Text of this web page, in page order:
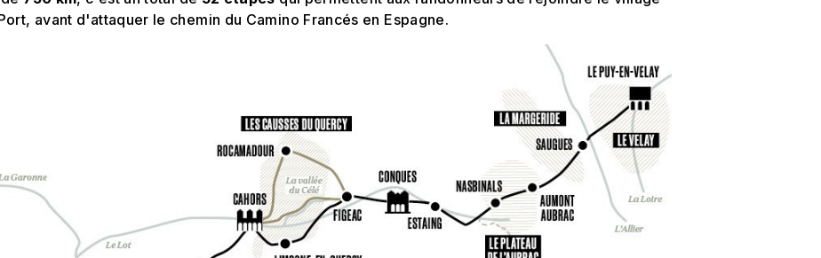
avant d'attaquer le chemin du Camino Francés en Espagne.